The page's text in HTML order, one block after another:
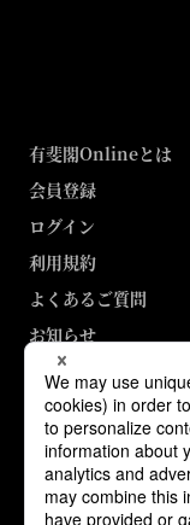
有斐閣Onlineとは
会員登録
ログイン
利用規約
よくあるご質問
お知らせ